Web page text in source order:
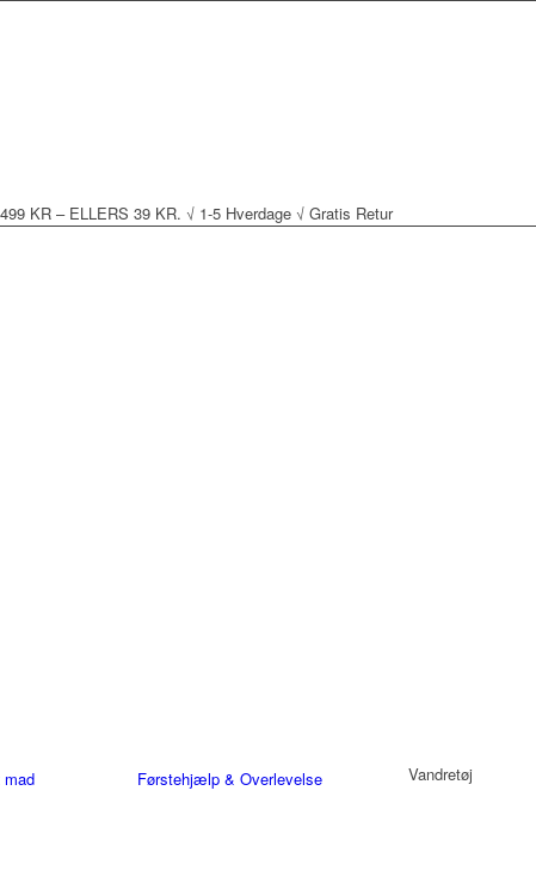
KR – ELLERS 39 KR. √ 1-5 Hverdage √ Gratis Retur
mad Førstehjælp & Overlevelse Vandretøj